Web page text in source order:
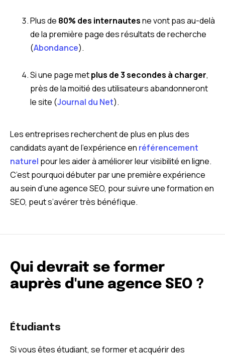
Plus de 80% des internautesne vont pas au-delà
de la première page des résultats de recherche
(Abondance).
Si une page metplus de 3 secondes à charger,
près de la moitié des utilisateurs abandonneront
le site (Journal du Net).
Les entreprises recherchent de plus en plus des
candidats ayant de l’expérience en référencement
naturel pour les aider à améliorer leur visibilité en ligne.
C’est pourquoi débuter par une première expérience
au sein d’une agence SEO, pour suivre une formation en
SEO, peut s’avérer très bénéfique.
Qui devrait se former
auprès d'une agence SEO ?
Étudiants
Si vous êtes étudiant, se former et acquérir des